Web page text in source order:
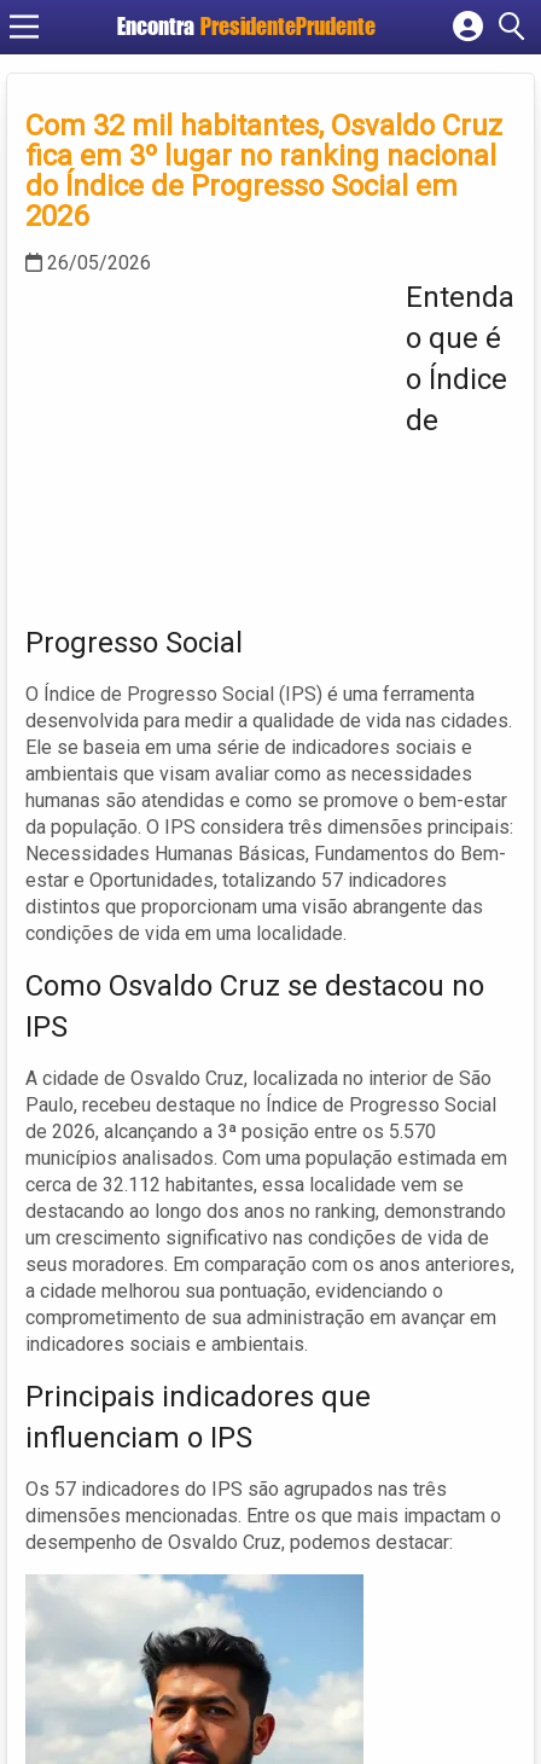
Encontra PresidentePrudente
Cadastrar empresa
Criar conta
Com 32 mil habitantes, Osvaldo Cruz
fica em 3º lugar no ranking nacional
do Índice de Progresso Social em
2026
26/05/2026
Entenda
o que é
o Índice
de
Progresso Social
O Índice de Progresso Social (IPS) é uma ferramenta
desenvolvida para medir a qualidade de vida nas cidades.
Ele se baseia em uma série de indicadores sociais e
ambientais que visam avaliar como as necessidades
humanas são atendidas e como se promove o bem-estar
da população. O IPS considera três dimensões principais:
Necessidades Humanas Básicas, Fundamentos do Bem-
estar e Oportunidades, totalizando 57 indicadores
distintos que proporcionam uma visão abrangente das
condições de vida em uma localidade.
Como Osvaldo Cruz se destacou no
IPS
A cidade de Osvaldo Cruz, localizada no interior de São
Paulo, recebeu destaque no Índice de Progresso Social
de 2026, alcançando a 3ª posição entre os 5.570
municípios analisados. Com uma população estimada em
cerca de 32.112 habitantes, essa localidade vem se
destacando ao longo dos anos no ranking, demonstrando
um crescimento significativo nas condições de vida de
seus moradores. Em comparação com os anos anteriores,
a cidade melhorou sua pontuação, evidenciando o
comprometimento de sua administração em avançar em
indicadores sociais e ambientais.
Principais indicadores que
influenciam o IPS
Os 57 indicadores do IPS são agrupados nas três
dimensões mencionadas. Entre os que mais impactam o
desempenho de Osvaldo Cruz, podemos destacar: